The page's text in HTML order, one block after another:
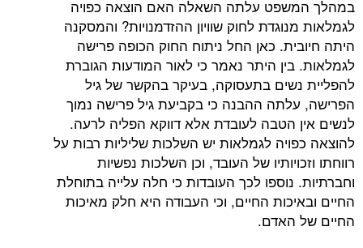
עלתה השאלה האם הוצאה כפויה
לחוק שוויון ההזדמנויות? והמסקנה
כאן החל ניתוח החוק הכופה פרישה
היתר נאמר כי לאור המודעות הגוברת
בתעסוקה, בעיקר בהקשר של גיל
ההבנה כי בקביעת גיל פרישה נמוך
הטבה לעובדת אלא דווקא הפליה לרעה.
לגמלאות יש השלכות שליליות רבות על
של העובד, וכן השלכות נפשיות
נוספו לכך העובדות כי חלה עלייה בתוחלת
החיים, וכי העבודה היא חלק מאיכות
האדם.